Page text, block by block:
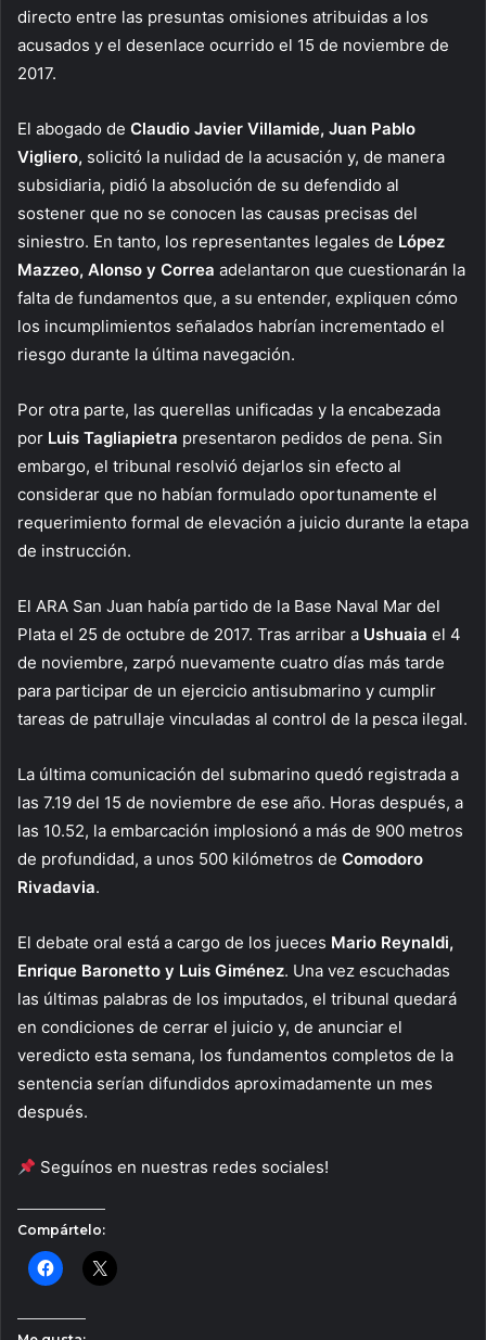
directo entre las presuntas omisiones atribuidas a los
acusados y el desenlace ocurrido el 15 de noviembre de
2017.
El abogado de Claudio Javier Villamide, Juan Pablo
Vigliero, solicitó la nulidad de la acusación y, de manera
subsidiaria, pidió la absolución de su defendido al
sostener que no se conocen las causas precisas del
siniestro. En tanto, los representantes legales de López
Mazzeo, Alonso y Correa adelantaron que cuestionarán la
falta de fundamentos que, a su entender, expliquen cómo
los incumplimientos señalados habrían incrementado el
riesgo durante la última navegación.
Por otra parte, las querellas unificadas y la encabezada
por Luis Tagliapietra presentaron pedidos de pena. Sin
embargo, el tribunal resolvió dejarlos sin efecto al
considerar que no habían formulado oportunamente el
requerimiento formal de elevación a juicio durante la etapa
de instrucción.
El ARA San Juan había partido de la Base Naval Mar del
Plata el 25 de octubre de 2017. Tras arribar a Ushuaia el 4
de noviembre, zarpó nuevamente cuatro días más tarde
para participar de un ejercicio antisubmarino y cumplir
tareas de patrullaje vinculadas al control de la pesca ilegal.
La última comunicación del submarino quedó registrada a
las 7.19 del 15 de noviembre de ese año. Horas después, a
las 10.52, la embarcación implosionó a más de 900 metros
de profundidad, a unos 500 kilómetros de Comodoro
Rivadavia.
El debate oral está a cargo de los jueces Mario Reynaldi,
Enrique Baronetto y Luis Giménez. Una vez escuchadas
las últimas palabras de los imputados, el tribunal quedará
en condiciones de cerrar el juicio y, de anunciar el
veredicto esta semana, los fundamentos completos de la
sentencia serían difundidos aproximadamente un mes
después.
Seguínos en nuestras redes sociales!
Compártelo: